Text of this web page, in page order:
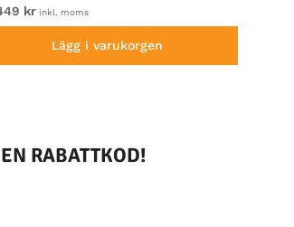
kr inkl. moms
Lägg i varukorgen
RABATTKOD!